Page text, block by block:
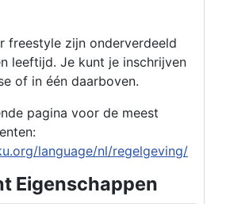
freestyle zijn onderverdeeld
leeftijd. Je kunt je inschrijven
of in één daarboven.
pagina voor de meest
language/nl/regelgeving/
Eigenschappen